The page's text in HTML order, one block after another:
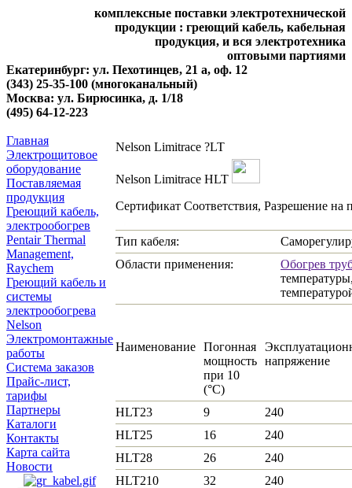
комплексные поставки электротехнической
продукции : греющий кабель, кабельная
продукция, и вся электротехника
оптовыми партиями
Екатеринбург: ул. Пехотинцев, 21 а, оф. 12
(343) 25-35-100 (многоканальный)
Москва: ул. Бирюсинка, д. 1/18
(495) 64-12-223
Главная
Электрощитовое
оборудование
Поставляемая
продукция
Греющий кабель,
электрообогрев
Pentair Thermal
Management,
Raychem
Греющий кабель и
системы
электрообогрева
Nelson
Электромонтажные
работы
Система заказов
Прайс-лист,
тарифы
Партнеры
Каталоги
Контакты
Карта сайта
Новости
Nelson Limitrace ?LT
Nelson Limitrace НLT
Сертификат Соответствия, Разрешение на
Тип кабеля:
Области применения:
Обогрев
Наименование Погонная
мощность
при 10
(°С)
напряжение
HLT23 9
240
HLT25
16
240
HLT28
26
240
HLT210
32
240